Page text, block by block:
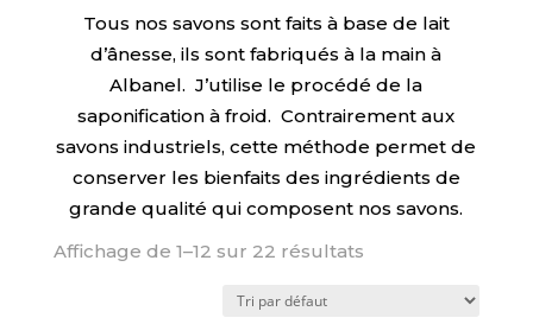
Tous nos savons sont faits à base de lait
d’ânesse, ils sont fabriqués à la main à
Albanel. J’utilise le procédé de la
saponification à froid. Contrairement aux
savons industriels, cette méthode permet de
conserver les bienfaits des ingrédients de
grande qualité qui composent nos savons.
Affichage de 1–12 sur 22 résultats